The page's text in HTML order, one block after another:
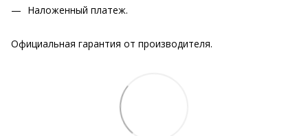
Наложенный платеж.
Официальная гарантия от производителя.